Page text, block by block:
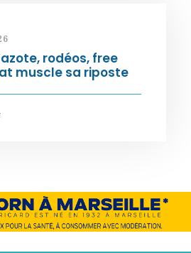
rodéos, free
muscle sa riposte